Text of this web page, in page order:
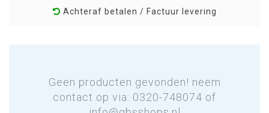
Achteraf betalen / Factuur levering
Geen producten gevonden! neem
contact op via: 0320-748074 of